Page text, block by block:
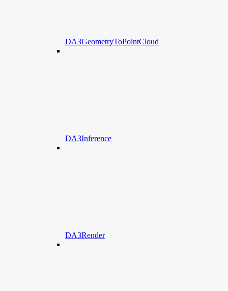
DA3GeometryToPointCloud
DA3Inference
DA3Render